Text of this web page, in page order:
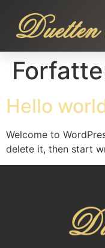
Hello
Welcome to
delete it, then start